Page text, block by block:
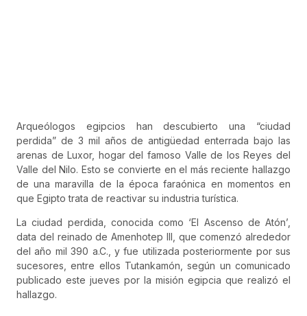
Arqueólogos egipcios han descubierto una “ciudad
perdida” de 3 mil años de antigüedad enterrada bajo las
arenas de Luxor, hogar del famoso Valle de los Reyes del
Valle del Nilo. Esto se convierte en el más reciente hallazgo
de una maravilla de la época faraónica en momentos en
que Egipto trata de reactivar su industria turística.
La ciudad perdida, conocida como ‘El Ascenso de Atón’,
data del reinado de Amenhotep III, que comenzó alrededor
del año mil 390 a.C., y fue utilizada posteriormente por sus
sucesores, entre ellos Tutankamón, según un comunicado
publicado este jueves por la misión egipcia que realizó el
hallazgo.